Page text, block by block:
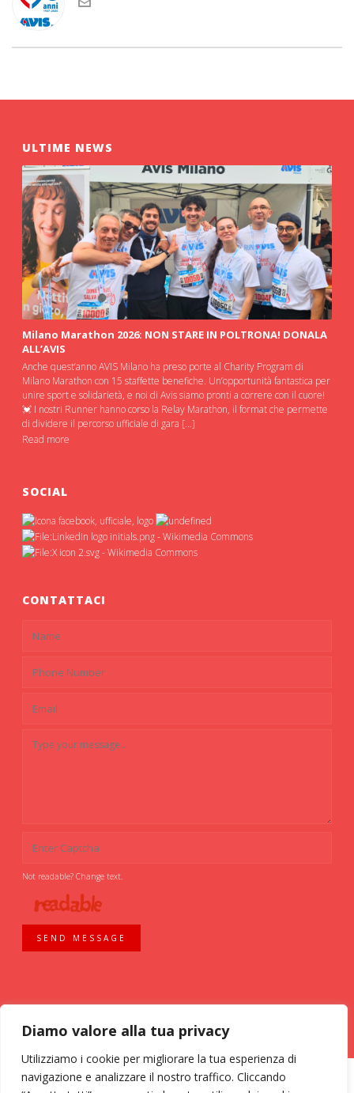
Diamo valore alla tua privacy
Utilizziamo i cookie per migliorare la tua esperienza di
navigazione e analizzare il nostro traffico. Cliccando
ULTIME NEWS
Milano Marathon 2026: NON STARE IN POLTRONA! DONALA
ALL’AVIS
Anche quest’anno AVIS Milano ha preso porte al Charity Program di
Milano Marathon con 15 staffette benefiche. Un’opportunità fantastica per
unire sport e solidarietà, e noi di Avis siamo pronti a correre con il cuore!
💓 I nostri Runner hanno corso la Relay Marathon, il format che permette
di dividere il percorso ufficiale di gara […]
Read more
SOCIAL
CONTATTACI
Not readable? Change text.
SEND MESSAGE